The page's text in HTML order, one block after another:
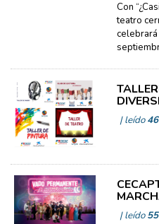
Con
teatro
| leído
| leído